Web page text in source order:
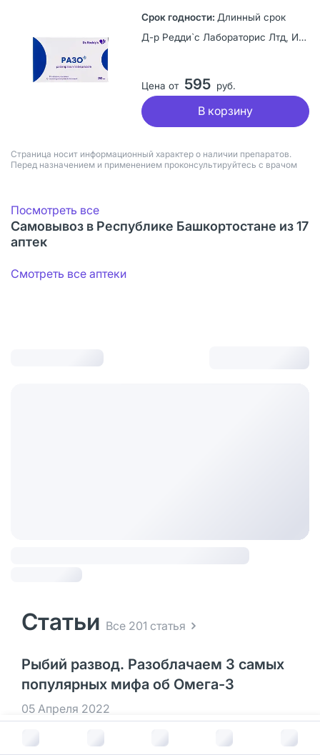
В корзину за
Длинный срок
Д-р Редди`с Лабораторис Лтд, Индия
Цена от 595 руб.
В корзину
Страница носит информационный характер о наличии препаратов.
Перед назначением и применением проконсультируйтесь с врачом
Посмотреть все
Самовывоз в Республике Башкортостане из 17
аптек
Смотреть все аптеки
Статьи Все 201 статья
Рыбий развод. Разоблачаем 3 самых
популярных мифа об Омега-3
05 Апреля 2022
пользу полиненасыщенных жирных кислот не